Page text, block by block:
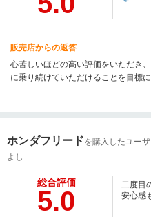
販売店からの返答
心苦しいほどの高い評価をいただき
に乗り続けていただけることを目標
ホンダフリードを購入したユー
よし
総合評価
5.0
二度目
安心感